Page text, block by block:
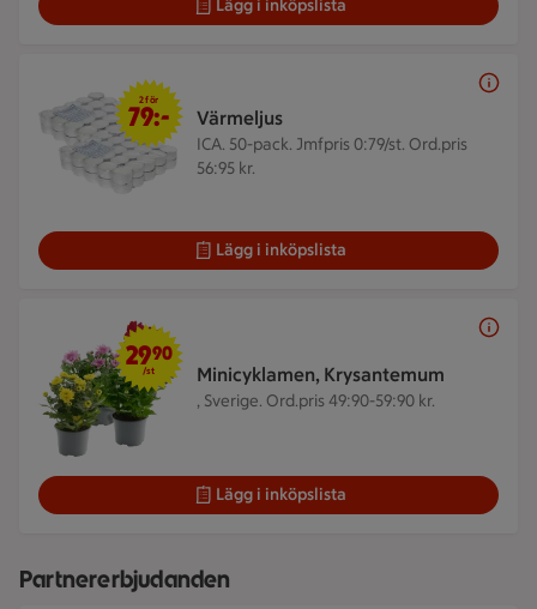
Lägg i inköpslista
Värmeljus
ICA. 50-pack. Jmfpris 0:79/st. Ord.pris
56:95 kr.
2 för 79 kr
2 för
79:-
Lägg i inköpslista
Minicyklamen, Krysantemum
, Sverige. Ord.pris 49:90-59:90 kr.
29,90 kr/st
2990
/st
Lägg i inköpslista
Partnererbjudanden